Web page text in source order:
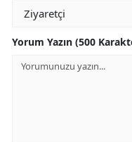
Yorum Yazın (500